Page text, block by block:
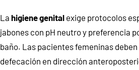
La higiene genital exige protocolos
jabones con pH neutro y preferencia
baño. Las pacientes femeninas
defecación en dirección